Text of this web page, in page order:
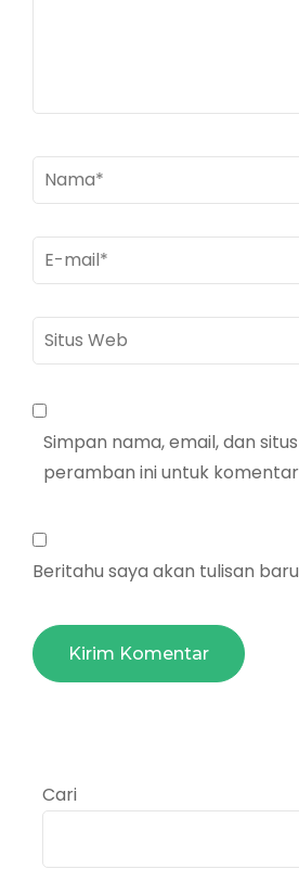
Nama*
E-
mail*
Situs
Web
Simpan nama, email, dan
peramban ini untuk
Beritahu saya akan tulisan
Cari